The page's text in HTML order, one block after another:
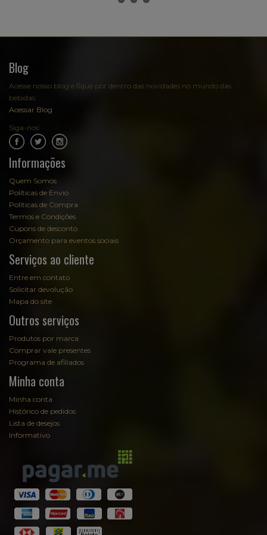
Blog
Acesse nosso blog e fique por dentro das novidades no mundo das
bebidas:
Acessar Blog
Siga-nos:
Informações
Quem Somos
Políticas de Envio
Políticas de Compra
Termos e Condições
Cupons de desconto
Orçamento para eventos sociais
Serviços ao cliente
Entre em contato
Solicitar devolução
Mapa do site
Outros serviços
Produtos por marca
Comprar vale presentes
Programa de afiliados
Minha conta
Minha conta
Histórico de pedidos
Lista de desejos
Informativo